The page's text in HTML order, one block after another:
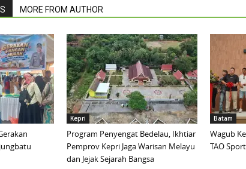
MORE FROM AUTHOR
Kepri
Program Penyengat Bedelau, Ikhtiar
Pemprov Kepri Jaga Warisan Melayu
dan Jejak Sejarah Bangsa
Batam
Wagub
TAO